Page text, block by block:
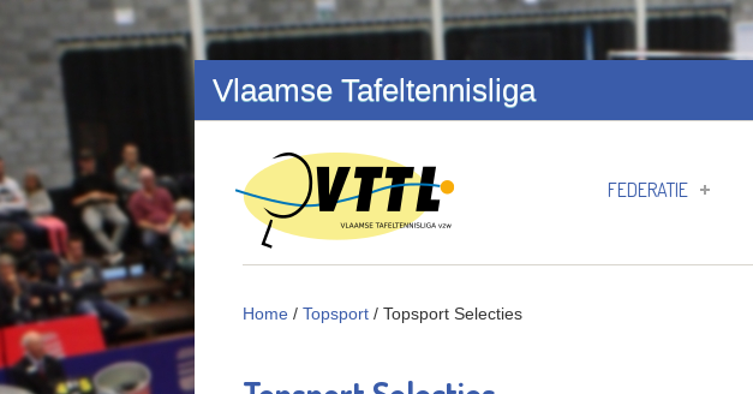
Overslaan en naar de inhoud gaan
Vlaamse Tafeltennisliga
FEDERATIE
Home / Topsport / Topsport Selecties